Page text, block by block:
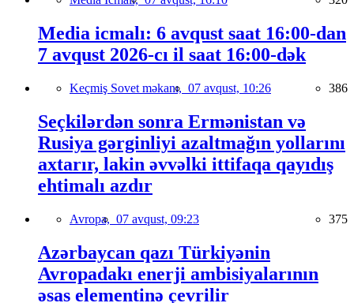
Media icmalı: 6 avqust saat 16:00-dan
7 avqust 2026-cı il saat 16:00-dək
Keçmiş Sovet məkanı, 07 avqust, 10:26 386
Seçkilərdən sonra Ermənistan və
Rusiya gərginliyi azaltmağın yollarını
axtarır, lakin əvvəlki ittifaqa qayıdış
ehtimalı azdır
Avropa, 07 avqust, 09:23 375
Azərbaycan qazı Türkiyənin
Avropadakı enerji ambisiyalarının
əsas elementinə çevrilir